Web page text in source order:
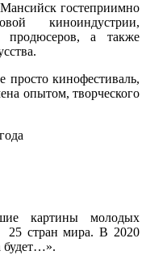
гостеприимно
киноиндустрии,
продюсеров, а также
кинофестиваль,
опытом, творческого
картины молодых
25 стран мира. В 2020
будет…».